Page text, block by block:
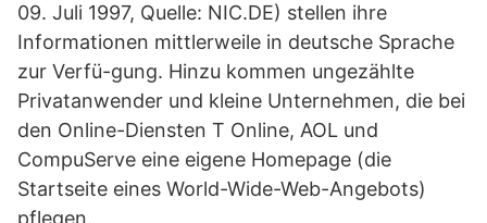
09. Juli 1997, Quelle: NIC.DE) stellen ihre
Informationen mittlerweile in deutsche Sprache
zur Verfü-gung. Hinzu kommen ungezählte
Privatanwender und kleine Unternehmen, die bei
den Online-Diensten T Online, AOL und
CompuServe eine eigene Homepage (die
Startseite eines World-Wide-Web-Angebots)
pflegen.